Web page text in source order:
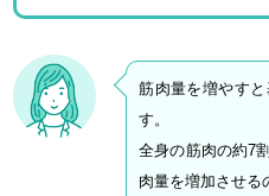
筋肉量を増やす
す。
全身の筋肉の約7
肉量を増加させる